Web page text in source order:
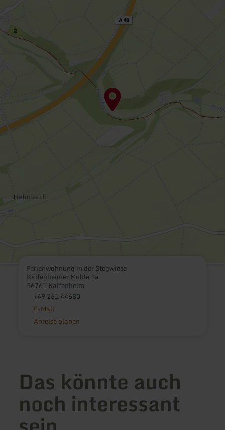
Ferienwohnung in der Stegwiese
Kaifenheimer Mühle 1a
56761 Kaifenheim
+49 261 44680
E-Mail
Anreise planen
Das könnte auch
noch interessant